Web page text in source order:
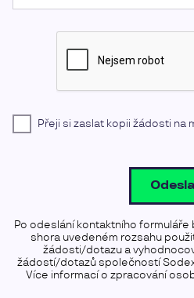
Přeji si zaslat kopii žádosti na
Po odeslání kontaktního
shora uvedeném rozsahu
žádosti/dotazu a
žádostí/dotazů společností
Více informací o zpracování